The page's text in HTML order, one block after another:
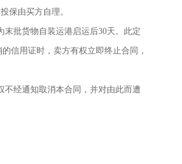
保由买方自理。
批货物自装运港启运后30天。此定
信用证时，卖方有权立即终止合同，
经通知取消本合同，并对由此而遭